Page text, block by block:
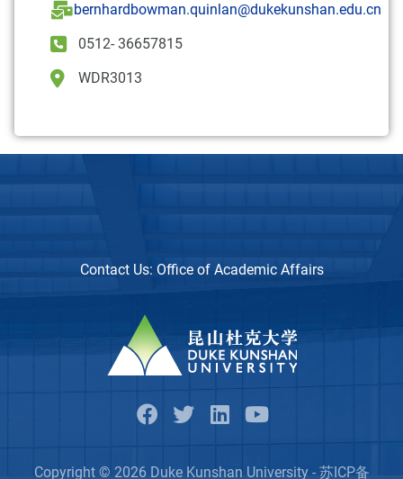
bernhardbowman.quinlan@dukekunshan.edu.cn
0512- 36657815
WDR3013
Contact Us: Office of Academic Affairs
Copyright © 2026 Duke Kunshan University - 苏ICP备